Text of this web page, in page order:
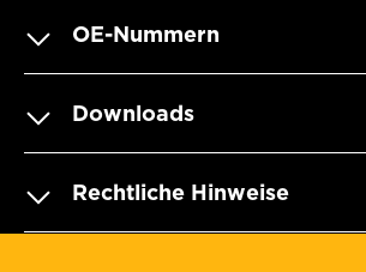
OE-Nummern
Downloads
Rechtliche Hinweise